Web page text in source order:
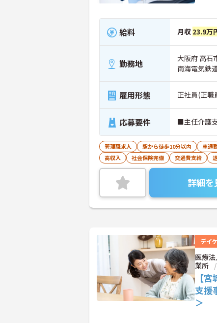
給料 月収 23.9万
勤務地
大阪府 高石
南海電気鉄
雇用形態 正社員(正職
応募要件 ■主任介護
管理職求人 駅から徒歩10分以内 車通
高収入
社会保険完備 交通費支給
詳細を
デイ
医療
業所
【
支援
＞